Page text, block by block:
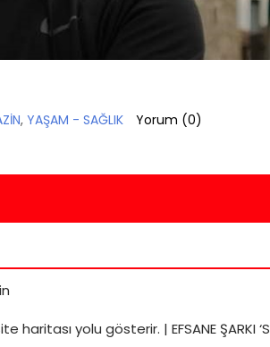
, YAŞAM - SAĞLIK Yorum (0)
haritasıyolu gösterir. | EFSANE ŞARKI